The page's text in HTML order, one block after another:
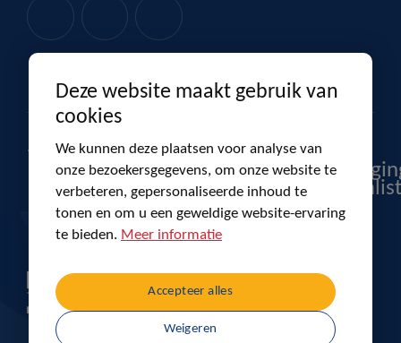
Deze website maakt gebruik van
cookies
We kunnen deze plaatsen voor analyse van
onze bezoekersgegevens, om onze website te
verbeteren, gepersonaliseerde inhoud te
tonen en om u een geweldige website-ervaring
te bieden. Meer informatie
Weigeren
Accepteer alles
Productverpakkingen
Budelpack
Co-